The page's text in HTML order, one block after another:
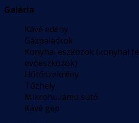
Galéria
Kávé edény
Gázpalackok
Konyhai eszközök (konyhai
evőeszközök)
Hűtőszekrény
Tűzhely
Mikrohullámú sütő
Kávé gép